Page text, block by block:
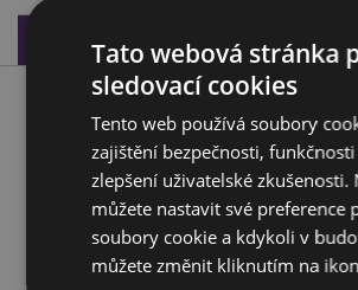
Specifikace produktu
Popis produktu
Kameninový hrnek - Borové větvičky a
Materiál: Kameninová keramika
Vhodné pro potraviny:Ano
Vhodné do mikrovlnné trouby:Ano
Tato webová stránka
sledovací cookies
Tento web používá soubory
zajištění bezpečnosti, funkčnosti
zlepšení uživatelské zkušenosti.
můžete nastavit své preference
soubory cookie a kdykoli v
můžete změnit kliknutím na